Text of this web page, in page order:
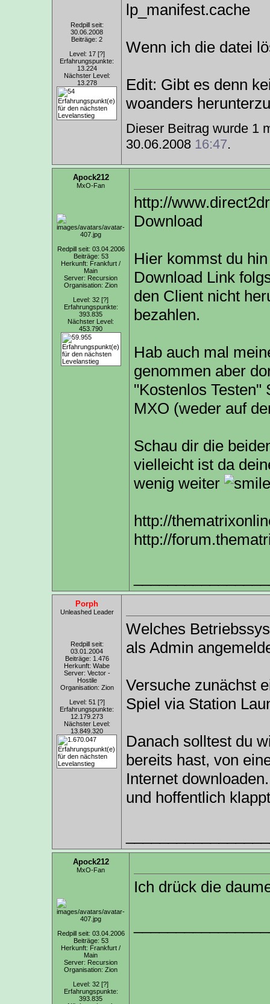
Redpill seit:
30.06.2008
Beiträge: 2
Level: 17 [?]
Erfahrungspunkte:
13.224
Nächster Level:
13.278
lp_manifest.cache
Wenn ich die datei
Edit: Gibt es denn
woanders
Dieser Beitrag wurde 1
30.06.2008 16:47.
Apock212
MxO-Fan
Redpill seit: 03.04.2006
Beiträge: 53
Herkunft: Frankfurt /
Main
Server: Recursion
Organisation: Zion
Level: 32 [?]
Erfahrungspunkte:
393.835
Nächster Level:
453.790
http://
Download
Hier kommst du
Download Link
den Client nicht
bezahlen.
Hab auch mal
genommen aber
"Kostenlos Testen"
MXO (weder auf
Schau dir die
vielleicht ist da
wenig weiter
http://
http://
Porph
Unleashed Leader
Redpill seit:
03.01.2004
Beiträge: 1.476
Herkunft: Wabe
Server: Vector -
Hostile
Organisation: Zion
Level: 51 [?]
Erfahrungspunkte:
12.179.273
Nächster Level:
13.849.320
Welches
als Admin
Versuche zunächst
Spiel via Station
Danach solltest du
bereits hast, von
Internet
und hoffentlich
Apock212
MxO-Fan
Redpill seit: 03.04.2006
Beiträge: 53
Herkunft: Frankfurt /
Main
Server: Recursion
Organisation: Zion
Level: 32 [?]
Erfahrungspunkte:
393.835
Ich drück die